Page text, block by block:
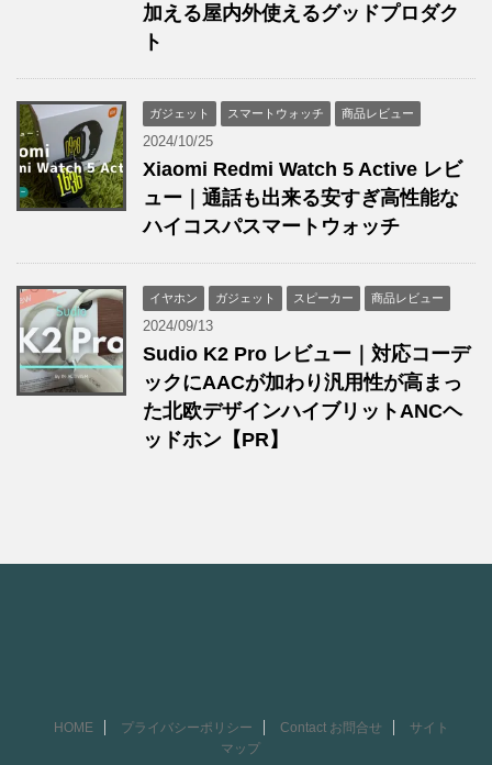
加える屋内外使えるグッドプロダク
ト
ガジェット スマートウォッチ 商品レビュー
2024/10/25
Xiaomi Redmi Watch 5 Active レビ
ュー｜通話も出来る安すぎ高性能な
ハイコスパスマートウォッチ
イヤホン ガジェット スピーカー 商品レビュー
2024/09/13
Sudio K2 Pro レビュー｜対応コーデ
ックにAACが加わり汎用性が高まっ
た北欧デザインハイブリットANCヘ
ッドホン【PR】
HOME プライバシーポリシー Contact お問合せ
サイト
マップ